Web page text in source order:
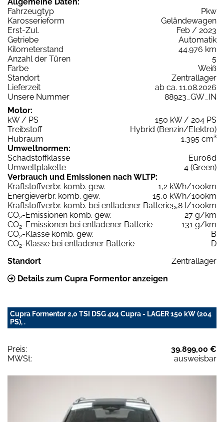
Fahrzeugtyp
Pkw
Karosserieform
Geländewagen
Erst-Zul.
Feb / 2023
Getriebe
Automatik
Kilometerstand
44.976 km
Anzahl der Türen
5
Farbe
Weiß
Standort
Zentrallager
Lieferzeit
ab ca. 11.08.2026
Unsere Nummer
88923_GW_IN
Motor:
kW / PS
150 kW / 204 PS
Treibstoff
Hybrid (Benzin/Elektro)
Hubraum
1.395 cm³
Umweltnormen:
Schadstoffklasse
Euro6d
Umweltplakette
4 (Green)
Verbrauch und Emissionen nach WLTP:
Kraftstoffverbr. komb. gew.
1,2 kWh/100km
Energieverbr. komb. gew.
15,0 kWh/100km
Kraftstoffverbr. komb. bei entladener Batterie5,8 l/100km
CO2-Emissionen komb. gew.
27 g/km
CO2-Emissionen bei entladener Batterie
131 g/km
CO2-Klasse komb. gew.
B
CO2-Klasse bei entladener Batterie
D
Standort
Zentrallager
Details zum Cupra Formentor anzeigen
Cupra Formentor 2,0 TSI DSG 4x4 Cupra - LAGER 150 kW (204
PS), .
Preis:
39.899,00 €
MWSt:
ausweisbar